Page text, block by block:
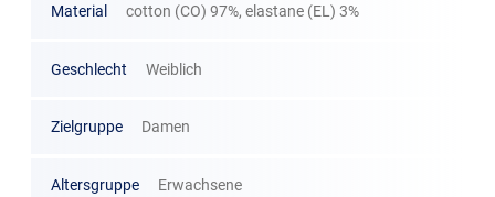
Material cotton (CO) 97%, elastane (EL) 3%
Geschlecht Weiblich
Zielgruppe Damen
Altersgruppe Erwachsene